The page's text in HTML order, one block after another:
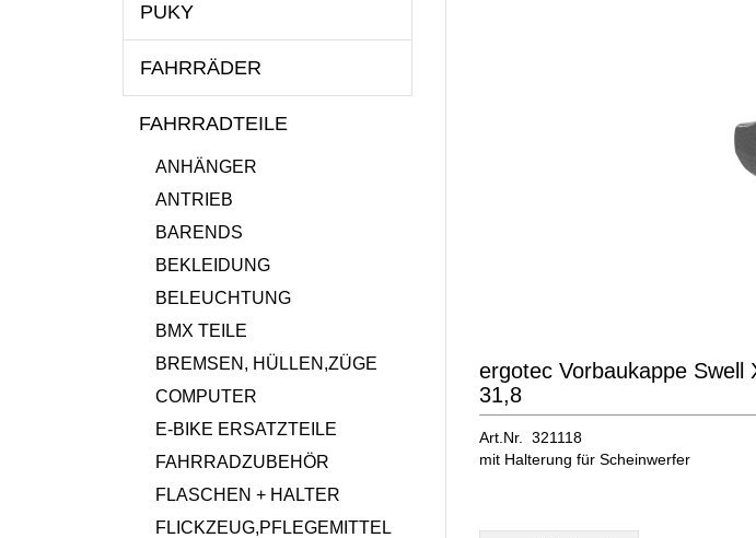
PUKY
FAHRRÄDER
FAHRRADTEILE
ANHÄNGER
ANTRIEB
BARENDS
BEKLEIDUNG
BELEUCHTUNG
BMX TEILE
BREMSEN, HÜLLEN,ZÜGE
COMPUTER
E-BIKE ERSATZTEILE
FAHRRADZUBEHÖR
FLASCHEN + HALTER
FLICKZEUG,PFLEGEMITTEL
ergotec Vorbaukappe Swell
31,8
Art.Nr. 321118
mit Halterung für Scheinwerfer